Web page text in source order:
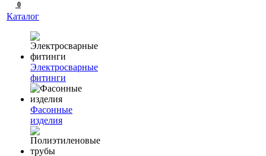
0
Каталог
Электросварные
фитинги
Фасонные
изделия